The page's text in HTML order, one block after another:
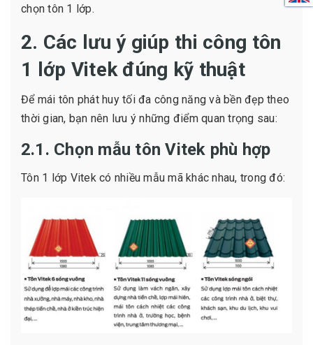
chọn tôn 1 lớp.
2. Các lưu ý giúp thi công tôn
1 lớp Vitek đúng kỹ thuật
Để mái tôn phát huy tối đa công năng và bền đẹp theo
thời gian, bạn nên lưu ý những điểm quan trọng sau:
2.1. Chọn mẫu tôn Vitek phù hợp
Tôn 1 lớp Vitek có nhiều mẫu mã khác nhau, trong đó: